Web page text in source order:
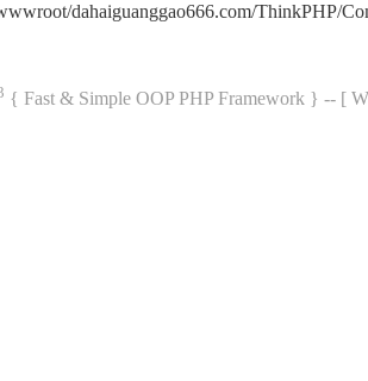
dahaiguanggao666.com/ThinkPHP/
{ Fast & Simple OOP PHP Framework } -- [